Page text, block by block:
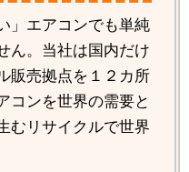
」エアコンでも単純
ん。当社は国内だけ
販売拠点を１２カ所
コンを世界の需要と
むリサイクルで世界